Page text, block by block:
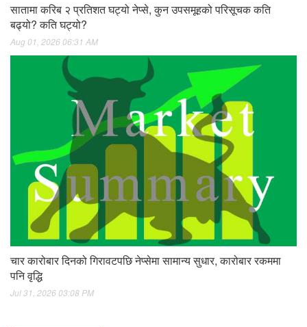
सातामा करिब २ प्रतिशत घट्यो नेप्से, कुन उपसमूहको परिसूचक कति
बढ्यो? कति घट्यो?
Aug 01, 2026 06:31 AM
चार कारोबार दिनको गिरावटपछि नेप्सेमा सामान्य सुधार, कारोबार रकममा
पनि वृद्धि
Jul 31, 2026 03:08 PM